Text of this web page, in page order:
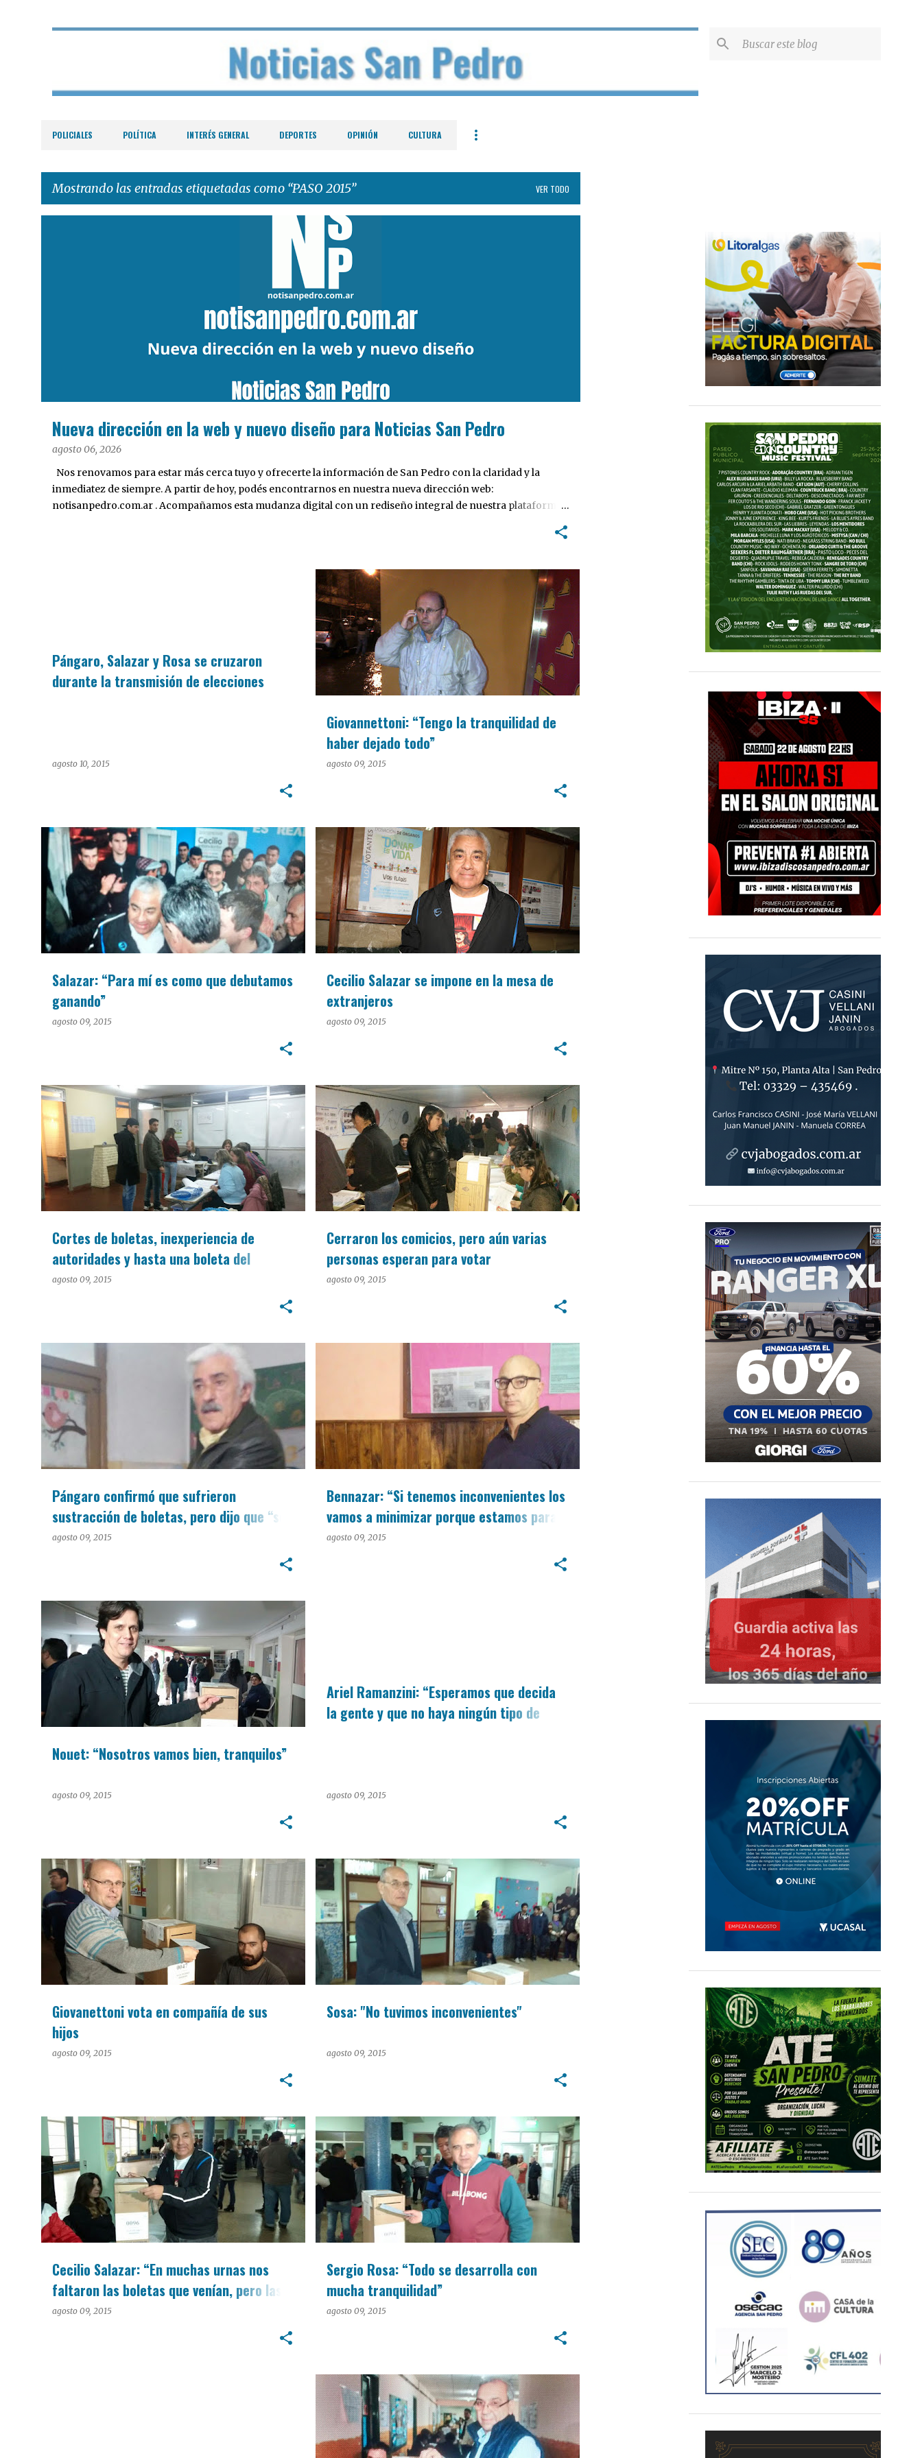
POLICIALES POLÍTICA INTERÉS GENERAL DEPORTES OPINIÓN CULTURA
Mostrando las entradas etiquetadas como PASO 2015 VER TODO
Nueva dirección en la web y nuevo diseño para Noticias San Pedro
agosto 06, 2026
Nos renovamos para estar más cerca tuyo y ofrecerte la información de San Pedro con la claridad y la
inmediatez de siempre. A partir de hoy, podés encontrarnos en nuestra nueva dirección web:
notisanpedro.com.ar . Acompañamos esta mudanza digital con un rediseño integral de nuestra plataforma.
Pángaro, Salazar y Rosa se cruzaron
durante la transmisión de elecciones
agosto 10, 2015
Giovannettoni: “Tengo la tranquilidad de
haber dejado todo”
agosto 09, 2015
PASO 2015 POLÍTICA
Salazar: “Para mí es como que debutamos
ganando”
agosto 09, 2015
PASO 2015
Cecilio Salazar se impone en la mesa de
extranjeros
agosto 09, 2015
PASO 2015
Cortes de boletas, inexperiencia de
autoridades y hasta una boleta del
“Frente para la esquina” de Doyle, algunas
agosto 09, 2015
PASO 2015
Cerraron los comicios, pero aún varias
personas esperan para votar
agosto 09, 2015
PASO 2015
Pángaro confirmó que sufrieron
sustracción de boletas, pero dijo que “son
las reglas del juego”
agosto 09, 2015
PASO 2015
Bennazar: “Si tenemos inconvenientes los
vamos a minimizar porque estamos para
disfrutar del proceso eleccionario”
agosto 09, 2015
Nouet: “Nosotros vamos bien, tranquilos”
agosto 09, 2015
PASO 2015
Ariel Ramanzini: “Esperamos que decida
la gente y que no haya ningún tipo de
agosto 09, 2015
Giovanettoni vota en compañía de sus
hijos
agosto 09, 2015
PASO 2015
Sosa: "No tuvimos inconvenientes"
agosto 09, 2015
PASO 2015
Cecilio Salazar: “En muchas urnas nos
faltaron las boletas que venían, pero las
estamos reemplazando”
agosto 09, 2015
PASO 2015
Sergio Rosa: “Todo se desarrolla con
mucha tranquilidad”
agosto 09, 2015
PASO 2015
PASO 2015